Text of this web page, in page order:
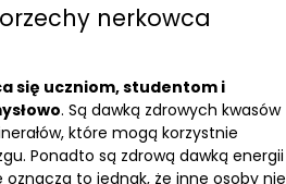
nerkowca
się uczniom, studentom i
. Są dawką zdrowych kwasów
które mogą korzystnie
Ponadto są zdrową dawką energii
oznacza to jednak, że inne osoby nie